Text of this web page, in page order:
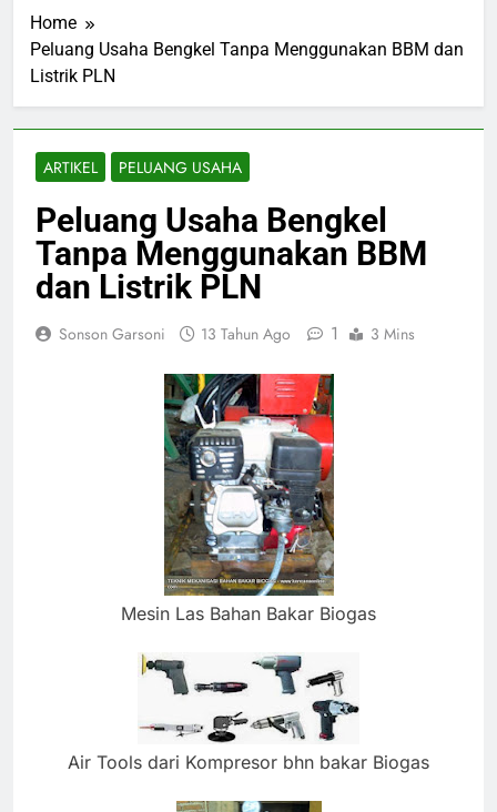
Home
Peluang Usaha Bengkel Tanpa Menggunakan BBM dan
Listrik PLN
ARTIKEL PELUANG USAHA
Peluang Usaha Bengkel
Tanpa Menggunakan BBM
dan Listrik PLN
Sonson Garsoni 13 Tahun Ago 1 3 Mins
Mesin Las Bahan Bakar Biogas
Air Tools dari Kompresor bhn bakar Biogas